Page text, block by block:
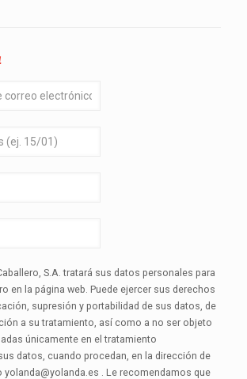
S.A. tratará sus datos personales para
en la página web. Puede ejercer sus derechos
supresión y portabilidad de sus datos, de
a su tratamiento, así como a no ser objeto
únicamente en el tratamiento
datos, cuando procedan, en la dirección de
. Le recomendamos que